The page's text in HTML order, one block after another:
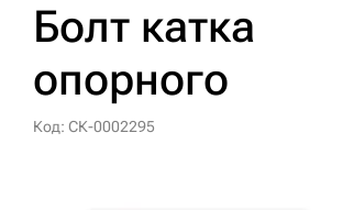
Болт катка
опорного
Код: СК-0002295
Доставка и оплата
Информация
Контакты